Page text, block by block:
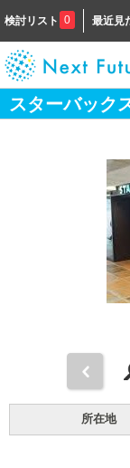
検討リスト 0 最近見
スターバック
所在地